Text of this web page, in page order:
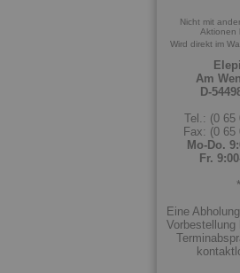
Nicht mit
Aktionen
Wird direkt im
Am
D-
Tel.: (0 65
Fax: (0 65
Mo-Do.
Fr.
Eine
Vorbestellung